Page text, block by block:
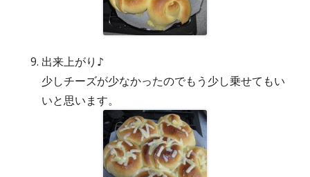
出来上がり♪
少しチーズが少なかったのでもう少し乗せてもい
いと思います。